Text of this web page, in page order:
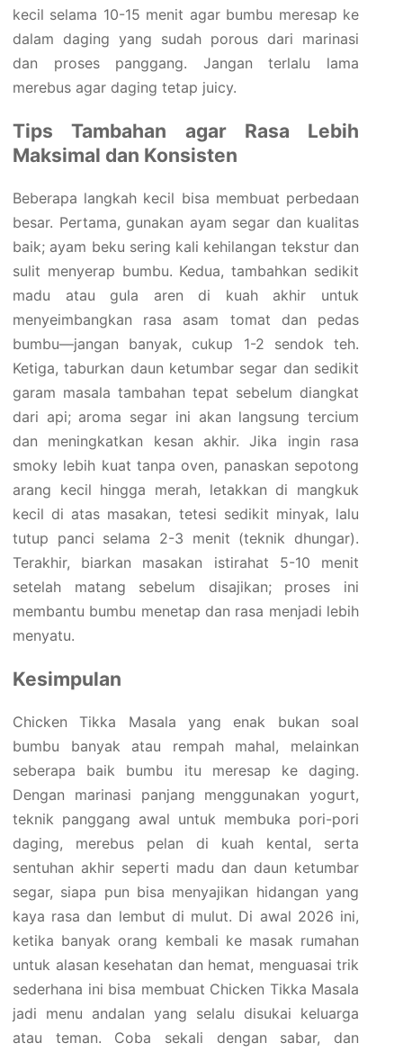
kecil selama 10-15 menit agar bumbu meresap ke
dalam daging yang sudah porous dari marinasi
dan proses panggang. Jangan terlalu lama
merebus agar daging tetap juicy.
Tips Tambahan agar Rasa Lebih
Maksimal dan Konsisten
Beberapa langkah kecil bisa membuat perbedaan
besar. Pertama, gunakan ayam segar dan kualitas
baik; ayam beku sering kali kehilangan tekstur dan
sulit menyerap bumbu. Kedua, tambahkan sedikit
madu atau gula aren di kuah akhir untuk
menyeimbangkan rasa asam tomat dan pedas
bumbu—jangan banyak, cukup 1-2 sendok teh.
Ketiga, taburkan daun ketumbar segar dan sedikit
garam masala tambahan tepat sebelum diangkat
dari api; aroma segar ini akan langsung tercium
dan meningkatkan kesan akhir. Jika ingin rasa
smoky lebih kuat tanpa oven, panaskan sepotong
arang kecil hingga merah, letakkan di mangkuk
kecil di atas masakan, tetesi sedikit minyak, lalu
tutup panci selama 2-3 menit (teknik dhungar).
Terakhir, biarkan masakan istirahat 5-10 menit
setelah matang sebelum disajikan; proses ini
membantu bumbu menetap dan rasa menjadi lebih
menyatu.
Kesimpulan
Chicken Tikka Masala yang enak bukan soal
bumbu banyak atau rempah mahal, melainkan
seberapa baik bumbu itu meresap ke daging.
Dengan marinasi panjang menggunakan yogurt,
teknik panggang awal untuk membuka pori-pori
daging, merebus pelan di kuah kental, serta
sentuhan akhir seperti madu dan daun ketumbar
segar, siapa pun bisa menyajikan hidangan yang
kaya rasa dan lembut di mulut. Di awal 2026 ini,
ketika banyak orang kembali ke masak rumahan
untuk alasan kesehatan dan hemat, menguasai trik
sederhana ini bisa membuat Chicken Tikka Masala
jadi menu andalan yang selalu disukai keluarga
atau teman. Coba sekali dengan sabar, dan